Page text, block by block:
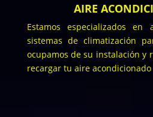
AIRE
Estamos especializados en
sistemas de climatización
ocupamos de su instalación y
recargar tu aire